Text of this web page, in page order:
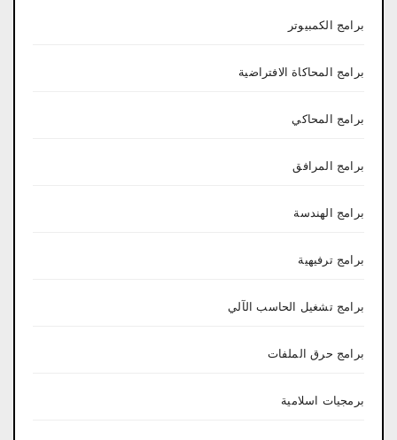
برامج الكمبيوتر
برامج المحاكاة الافتراضية
برامج المحاكي
برامج المرافق
برامج الهندسة
برامج ترفيهية
برامج تشغيل الحاسب الآلي
برامج حرق الملفات
برمجيات اسلامية